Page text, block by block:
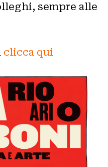
sempre alle
clicca qui